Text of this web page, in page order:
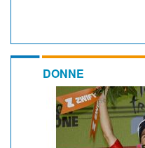
DONNE